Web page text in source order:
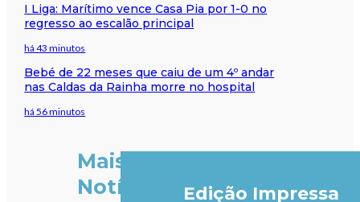
I Liga: Marítimo vence Casa Pia por 1-0 no
regresso ao escalão principal
há 43 minutos
Bebé de 22 meses que caiu de um 4º andar
nas Caldas da Rainha morre no hospital
há 56 minutos
Mais
Notícias
Edição Impressa